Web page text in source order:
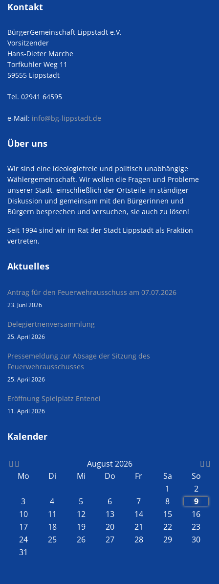
Kontakt
BürgerGemeinschaft Lippstadt e.V.
Vorsitzender
Hans-Dieter Marche
Torfkuhler Weg 11
59555 Lippstadt
Tel. 02941 64595
e-Mail: info@bg-lippstadt.de
Über uns
Wir sind eine ideologiefreie und politisch unabhängige
Wählergemeinschaft. Wir wollen die Fragen und Probleme
unserer Stadt, einschließlich der Ortsteile, in ständiger
Diskussion und gemeinsam mit den Bürgerinnen und
Bürgern besprechen und versuchen, sie auch zu lösen!
Seit 1994 sind wir im Rat der Stadt Lippstadt als Fraktion
vertreten.
Aktuelles
Antrag für den Feuerwehrausschuss am 07.07.2026
23. Juni 2026
Delegiertnenversammlung
25. April 2026
Pressemeldung zur Absage der Sitzung des
Feuerwehrausschusses
25. April 2026
Eröffnung Spielplatz Entenei
11. April 2026
Kalender
August 2026
Mo
Di Mi Do Fr Sa
So
1
2
3
4 5 6 7 8
9
10
11 12 13 14 15
16
17
18 19 20 21 22
23
24
25 26 27 28 29
30
31